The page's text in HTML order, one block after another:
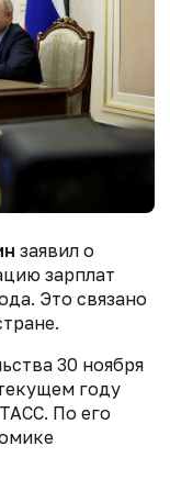
заявил о
зарплат
Это связано
30 ноября
году
По его